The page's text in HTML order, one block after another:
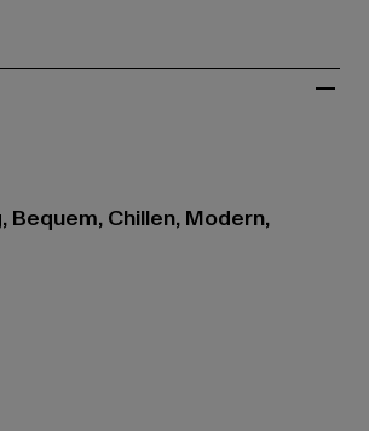
Bequem, Chillen, Modern,